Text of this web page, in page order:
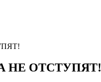
НЕ ОТСТУПЯТ!